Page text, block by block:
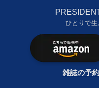
ひとりで生
雑誌の予